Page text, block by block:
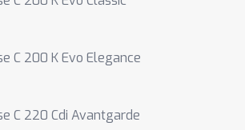
C 200 K Evo Elegance
C 220 Cdi Avantgarde